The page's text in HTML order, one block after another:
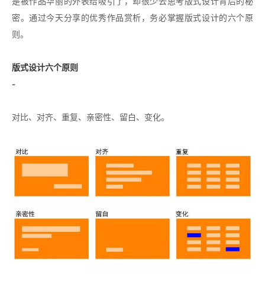
密。通过今天分享的优秀作品赏析，务必掌握版式设计的六个原
则。
版式设计六个原则
-
对比、对齐、重复、亲密性、留白、变化。